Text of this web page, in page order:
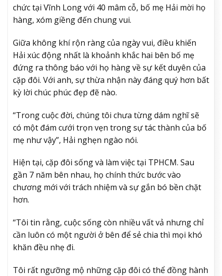
chức tại Vĩnh Long với 40 mâm cỗ, bố mẹ Hải mời họ
hàng, xóm giềng đến chung vui.
Giữa không khí rộn ràng của ngày vui, điều khiến
Hải xúc động nhất là khoảnh khắc hai bên bố mẹ
đứng ra thông báo với họ hàng về sự kết duyên của
cặp đôi. Với anh, sự thừa nhận này đáng quý hơn bất
kỳ lời chúc phúc đẹp đẽ nào.
“Trong cuộc đời, chúng tôi chưa từng dám nghĩ sẽ
có một đám cưới trọn vẹn trong sự tác thành của bố
mẹ như vậy”, Hải nghẹn ngào nói.
Hiện tại, cặp đôi sống và làm việc tại TPHCM. Sau
gần 7 năm bên nhau, họ chính thức bước vào
chương mới với trách nhiệm và sự gắn bó bền chặt
hơn.
“Tôi tin rằng, cuộc sống còn nhiều vất vả nhưng chỉ
cần luôn có một người ở bên để sẻ chia thì mọi khó
khăn đều nhẹ đi.
Tôi rất ngưỡng mộ những cặp đôi có thể đồng hành